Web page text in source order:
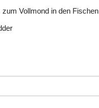
Vollmond in den Fischen